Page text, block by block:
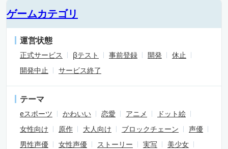
ゲームカテゴリ
運営状態
正式サービス βテスト 事前登録 開発
休止
開発中止
サービス終了
テーマ
eスポーツ かわいい 恋愛 アニメ
ドット絵
女性向け
原作 大人向け ブロックチェーン
声優
男性声優
女性声優 ストーリー 実写
美少女